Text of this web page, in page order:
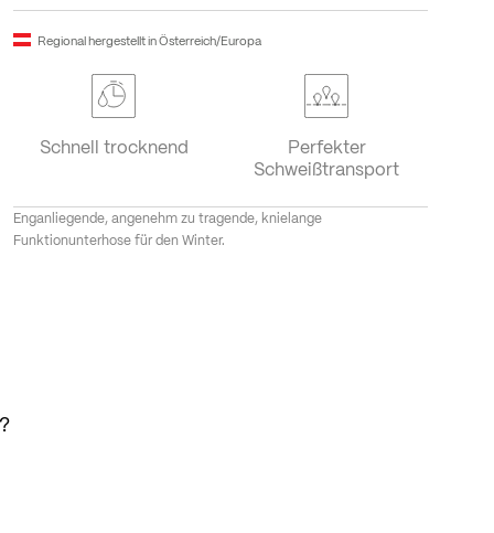
Regional hergestellt in Österreich/Europa
Schnell trocknend
Perfekter
Schweißtransport
Enganliegende, angenehm zu tragende, knielange
Funktionunterhose für den Winter.